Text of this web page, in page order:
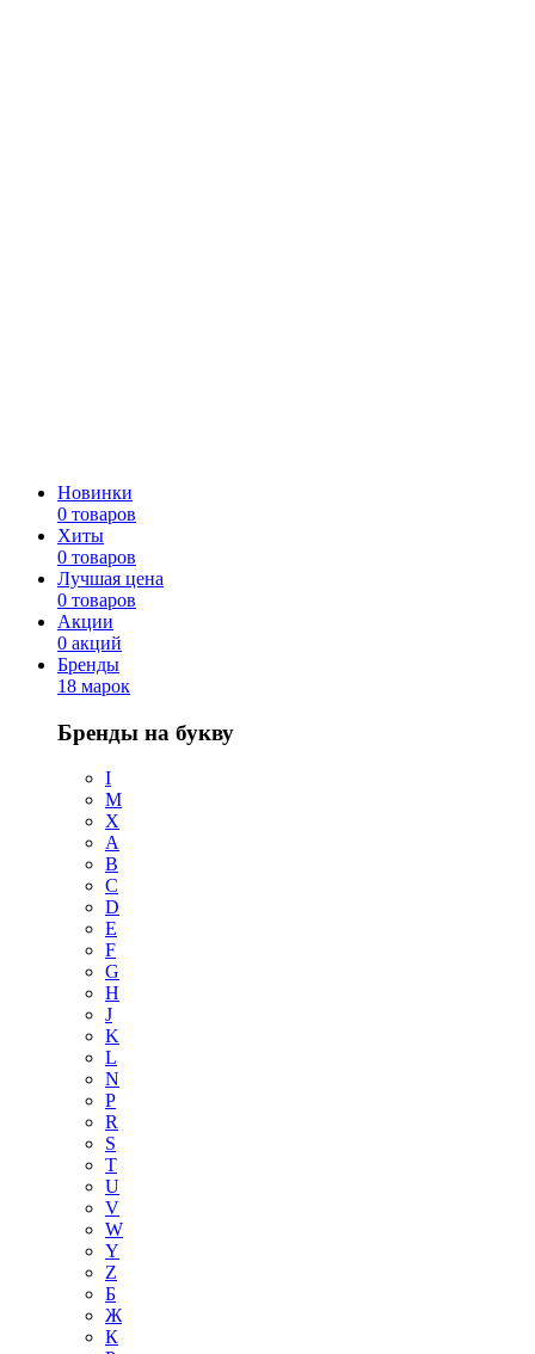
Новинки
0 товаров
Хиты
0 товаров
Лучшая цена
0 товаров
Акции
0 акций
Бренды
18 марок
Бренды на букву
I
M
X
A
B
C
D
E
F
G
H
J
K
L
N
P
R
S
T
U
V
W
Y
Z
Б
Ж
К